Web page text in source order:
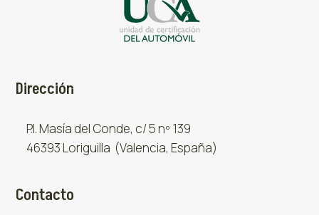
Dirección
P.I. Masía del Conde, c/ 5 nº 139
46393 Loriguilla (Valencia, España)
Contacto